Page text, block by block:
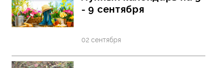
- 9 сентября
02 сентября